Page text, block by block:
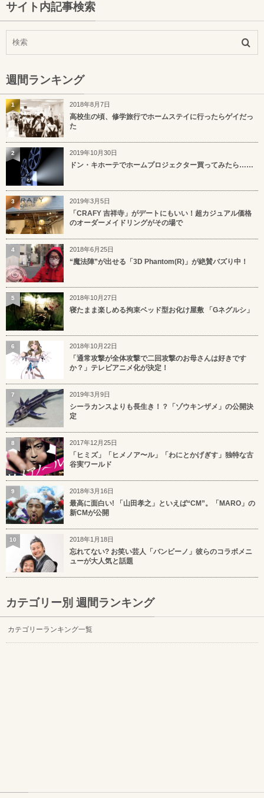
サイト内記事検索
週間ランキング
2018年8月7日
高校生の頃、修学旅行でホームステイに行ったらゲイだっ
た
1
2019年10月30日
ドン・キホーテでホームプロジェクター買ってみたら……
2
2019年3月5日
「CRAFY 吉祥寺」がデートにもいい！超カジュアル価格
のオーダーメイドリングがその場で
3
2018年6月25日
“魔法陣”が出せる「3D Phantom(R)」が絶賛バズり中！
4
2018年10月27日
寝たまま楽しめる拘束ベッド型お化け屋敷 「Gネグルシ」
5
2018年10月22日
「通常攻撃が全体攻撃で二回攻撃のお母さんは好きです
か？」テレビアニメ化が決定！
6
2019年3月9日
シーラカンスよりも長生き！？「ゾウキンザメ」の公開決
定
7
2017年12月25日
「ヒミズ」「ヒメノア〜ル」「わにとかげぎす」独特な古
谷実ワールド
8
2018年3月16日
最高に面白い! 「山田孝之」といえば“CM”。「MARO」の
新CMが公開
9
2018年1月18日
忘れてない? お笑い芸人「バンビーノ」彼らのコラボメニ
ューが大人気と話題
10
カテゴリー別 週間ランキング
カテゴリーランキング一覧